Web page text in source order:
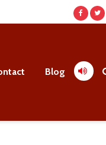
Blog